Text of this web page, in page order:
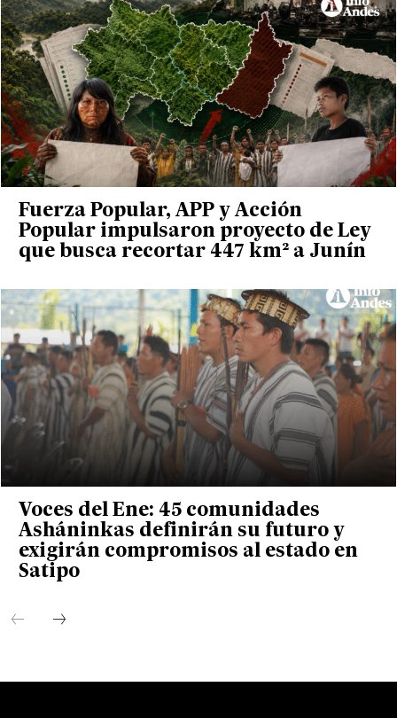
Fuerza Popular, APP y Acción
Popular impulsaron proyecto de Ley
que busca recortar 447 km² a Junín
Voces del Ene: 45 comunidades
Asháninkas definirán su futuro y
exigirán compromisos al estado en
Satipo